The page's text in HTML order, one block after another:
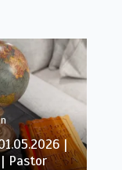
|
Erton